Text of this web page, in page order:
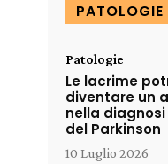
PATOLOGIE
Patologie
Le lacrime
diventare un
nella
del Parkinson
10 Luglio 2026